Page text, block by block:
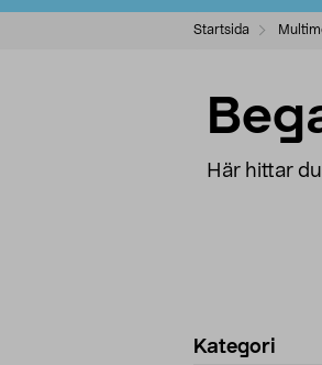
Startsida
Här hittar
Förfina
Kategori